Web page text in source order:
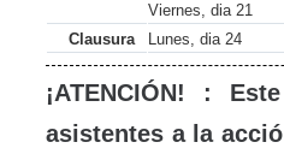
Viernes, dia 21
Clausura
Lunes, dia 24
¡ATENCIÓN! :
asistentes a la